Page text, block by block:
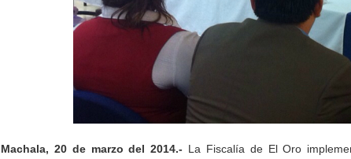
Machala, 20 de marzo del 2014.- La Fiscalía de El Oro